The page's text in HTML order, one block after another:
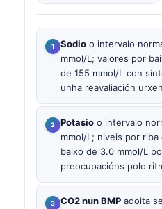
Sodio o intervalo
mmol/L; valores por
de 155 mmol/L con
unha reavaliación
Potasio o intervalo
mmol/L; niveis por
baixo de 3.0 mmol/L
preocupacións polo
CO2 nun BMP adoita